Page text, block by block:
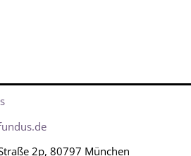
2p, 80797 München